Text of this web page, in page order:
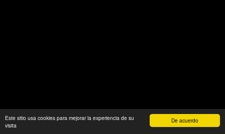
De acuerdo
Este sitio usa cookies para mejorar la experiencia de su
visita